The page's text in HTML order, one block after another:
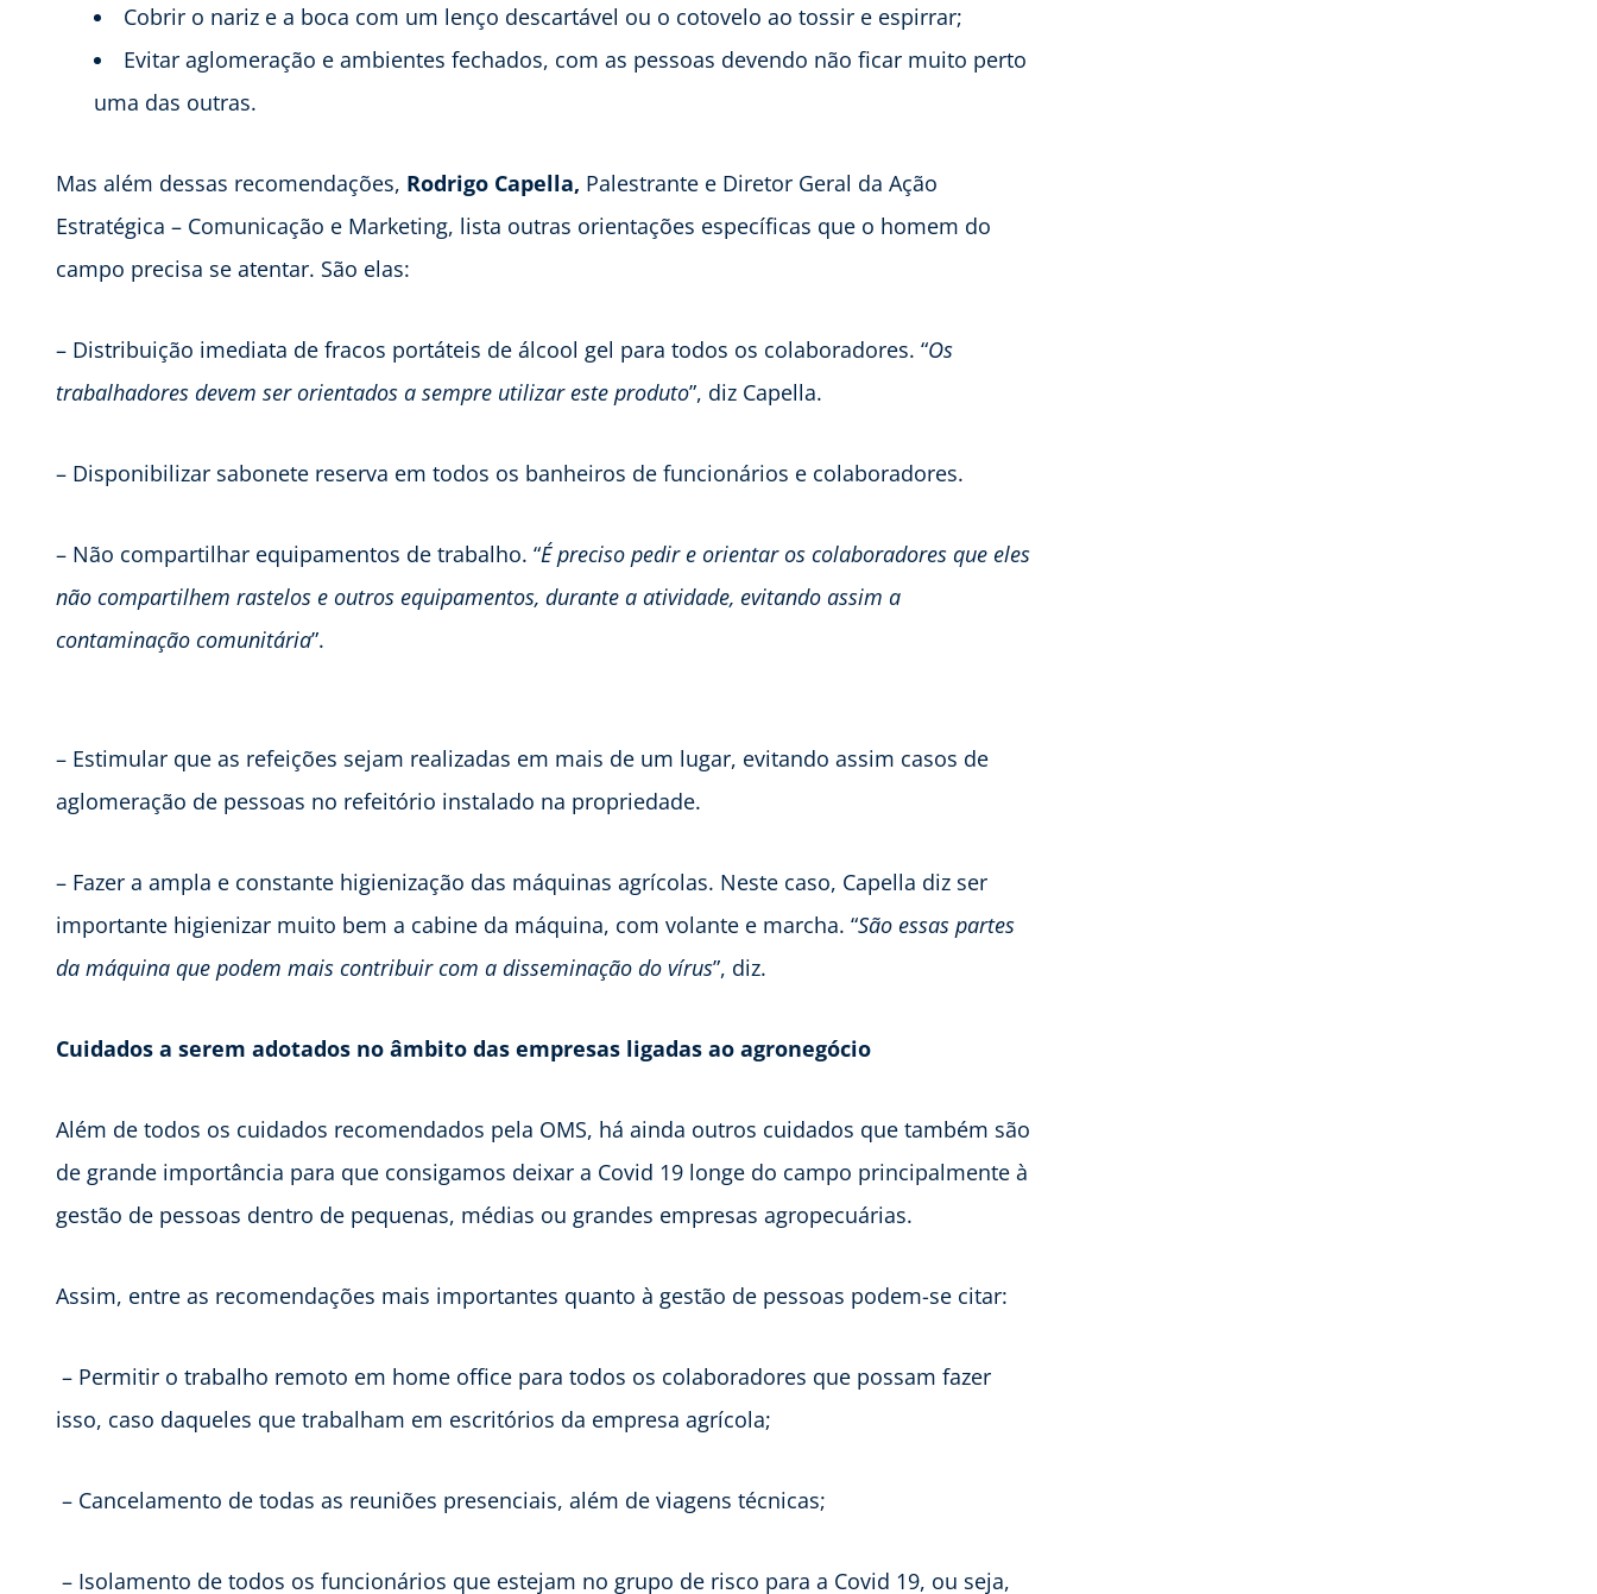
Cobrir o nariz e a boca com um lenço descartável ou o cotovelo ao tossir e espirrar;
Evitar aglomeração e ambientes fechados, com as pessoas devendo não ficar muito perto
uma das outras.
Mas além dessas recomendações, Rodrigo Capella, Palestrante e Diretor Geral da Ação
Estratégica – Comunicação e Marketing, lista outras orientações específicas que o homem do
campo precisa se atentar. São elas:
– Distribuição imediata de fracos portáteis de álcool gel para todos os colaboradores. “Os
trabalhadores devem ser orientados a sempre utilizar este produto”, diz Capella.
– Disponibilizar sabonete reserva em todos os banheiros de funcionários e colaboradores.
– Não compartilhar equipamentos de trabalho. “É preciso pedir e orientar os colaboradores que eles
não compartilhem rastelos e outros equipamentos, durante a atividade, evitando assim a
contaminação comunitária”.
– Estimular que as refeições sejam realizadas em mais de um lugar, evitando assim casos de
aglomeração de pessoas no refeitório instalado na propriedade.
– Fazer a ampla e constante higienização das máquinas agrícolas. Neste caso, Capella diz ser
importante higienizar muito bem a cabine da máquina, com volante e marcha. “São essas partes
da máquina que podem mais contribuir com a disseminação do vírus”, diz.
Cuidados a serem adotados no âmbito das empresas ligadas ao agronegócio
Além de todos os cuidados recomendados pela OMS, há ainda outros cuidados que também são
de grande importância para que consigamos deixar a Covid 19 longe do campo principalmente à
gestão de pessoas dentro de pequenas, médias ou grandes empresas agropecuárias.
Assim, entre as recomendações mais importantes quanto à gestão de pessoas podem-se citar:
– Permitir o trabalho remoto em home office para todos os colaboradores que possam fazer
isso, caso daqueles que trabalham em escritórios da empresa agrícola;
– Cancelamento de todas as reuniões presenciais, além de viagens técnicas;
– Isolamento de todos os funcionários que estejam no grupo de risco para a Covid 19, ou seja,